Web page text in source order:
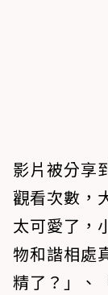
影片被分享
觀看次數，
太可愛了，
物和諧相處
精了？」、